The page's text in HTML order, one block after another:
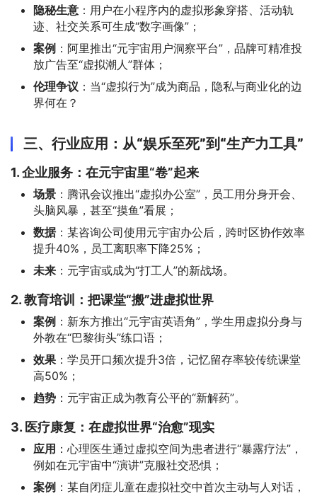
隐秘生意 ：用户在小程序内的虚拟形象穿搭、活动轨
迹、社交关系可生成“数字画像”；
案例 ：阿里推出“元宇宙用户洞察平台”，品牌可精准投
放广告至“虚拟潮人”群体；
伦理争议 ：当“虚拟行为”成为商品，隐私与商业化的边
界何在？
三、行业应用：从“娱乐至死”到“生产力工具”
1. 企业服务：在元宇宙里“卷”起来
场景 ：腾讯会议推出“虚拟办公室”，员工用分身开会、
头脑风暴，甚至“摸鱼”看展；
数据：某咨询公司使用元宇宙办公后，跨时区协作效率
提升40%，员工离职率下降25%；
未来 ：元宇宙或成为“打工人”的新战场。
2. 教育培训：把课堂“搬”进虚拟世界
案例 ：新东方推出“元宇宙英语角”，学生用虚拟分身与
外教在“巴黎街头”练口语；
效果 ：学员开口频次提升3倍，记忆留存率较传统课堂
高50%；
趋势 ：元宇宙正成为教育公平的“新解药”。
3. 医疗康复：在虚拟世界“治愈”现实
应用 ：心理医生通过虚拟空间为患者进行“暴露疗法”，
例如在元宇宙中“演讲”克服社交恐惧；
案例 ：某自闭症儿童在虚拟社交中首次主动与人对话，